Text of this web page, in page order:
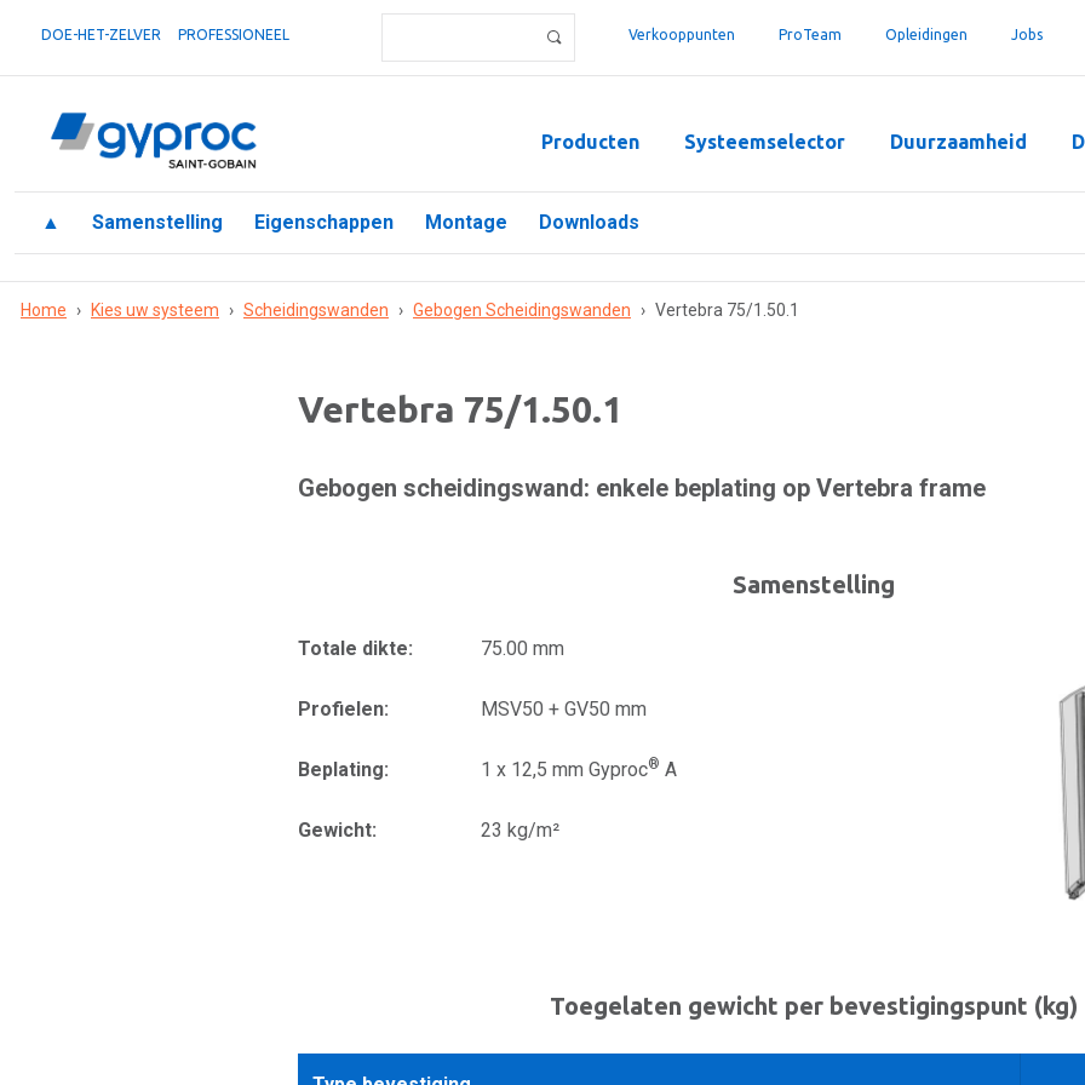
DOE-HET-ZELVER PROFESSIONEEL Verkooppunten ProTeam Opleidingen Jobs
Producten Systeemselector Duurzaamheid
▲ Samenstelling Eigenschappen Montage Downloads
Home › Kies uw systeem › Scheidingswanden › Gebogen Scheidingswanden › Vertebra 75/1.50.1
Vertebra 75/1.50.1
Gebogen scheidingswand: enkele beplating op Vertebra frame
Samenstelling
Totale dikte: 75.00 mm
Profielen: MSV50 + GV50 mm
Beplating: 1 x 12,5 mm Gyproc® A
Gewicht: 23 kg/m²
Toegelaten gewicht per bevestigingspunt (kg)